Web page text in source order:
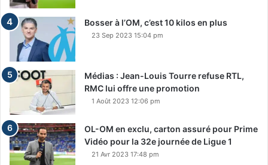
Bosser à l’OM, c’est 10 kilos en plus
23 Sep 2023 15:04 pm
Médias : Jean-Louis Tourre refuse RTL,
RMC lui offre une promotion
1 Août 2023 12:06 pm
OL-OM en exclu, carton assuré pour Prime
Vidéo pour la 32e journée de Ligue 1
21 Avr 2023 17:48 pm